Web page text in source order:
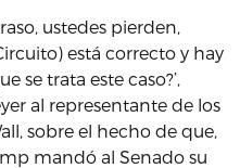
ustedes pierden,
está correcto y hay
se trata este caso?’,
al representante de los
sobre el hecho de que,
mandó al Senado su